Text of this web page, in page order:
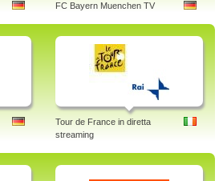
FC Bayern Muenchen TV
Tour de France in diretta
streaming